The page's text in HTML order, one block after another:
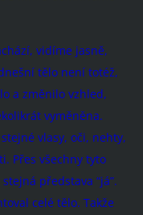
vidíme jasně,
tělo není totéž,
a změnilo vzhled,
vyměněna.
vlasy, oči, nehty,
Přes všechny tyto
představa “já”.
celé tělo. Takže